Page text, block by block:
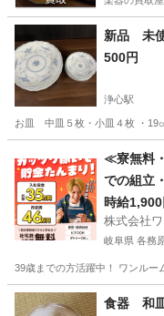
新品 未
500円
浄心駅
お皿 中皿５枚・小皿４枚 ・19
浄心駅
≪寮無料
での組立
時給1,900
株式会社
岐阜県 各務
39歳までの方活躍中！ ワンルー
岐阜 各務原市 その他
食器 和